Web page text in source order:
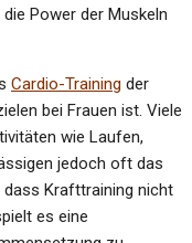
Power der Muskeln
Cardio-Training der
bei Frauen ist. Viele
wie Laufen,
jedoch oft das
dass Krafttraining nicht
es eine